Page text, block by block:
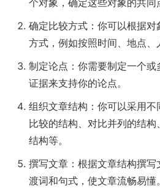
确定比较方式：你可以根据
方式，例如按照时间、地点、
制定论点：你需要制定一个
证据来支持你的论点。
组织文章结构：你可以采用
比较的结构、对比并列的结
结构等。
撰写文章：根据文章结构撰
渡词和句式，使文章流畅易懂。